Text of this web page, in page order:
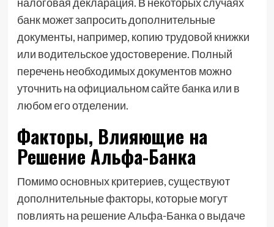
банк может запросить дополнительные
документы, например, копию трудовой книжки
или водительское удостоверение. Полный
перечень необходимых документов можно
уточнить на официальном сайте банка или в
любом его отделении.
Факторы, Влияющие на
Решение Альфа-Банка
Помимо основных критериев, существуют
дополнительные факторы, которые могут
повлиять на решение Альфа-Банка о выдаче